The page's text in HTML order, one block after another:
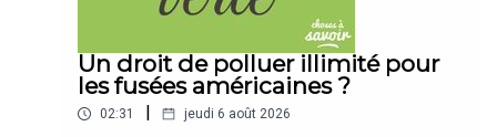
PGS. Ce type de matériau, que l’on appelle un
élastomère, possède des propriétés proches du
caoutchouc tout en étant capable de se dégrader
naturellement.
Un droit de polluer illimité pour
les fusées américaines ?
02:31 | jeudi 6 août 2026